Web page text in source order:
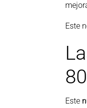
Este
Este